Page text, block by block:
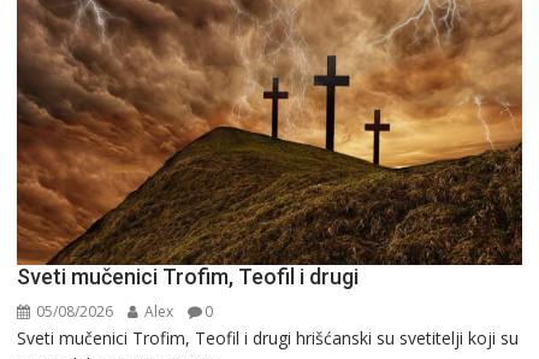
Sveti mučenici Trofim, Teofil i drugi
05/08/2026 Alex 0
Sveti mučenici Trofim, Teofil i drugi hrišćanski su svetitelji koji su